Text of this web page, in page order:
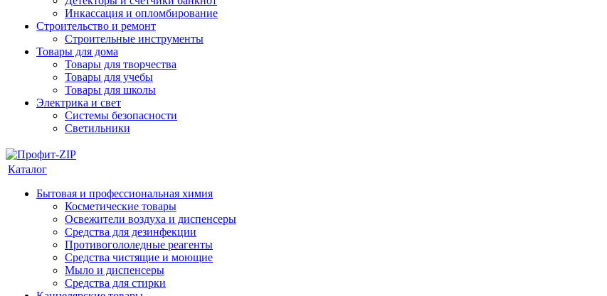
Инкассация и опломбирование
Строительство и ремонт
Строительные инструменты
Товары для дома
Товары для творчества
Товары для учебы
Товары для школы
Электрика и свет
Системы безопасности
Светильники
Каталог
Бытовая и профессиональная химия
Косметические товары
Освежители воздуха и диспенсеры
Средства для дезинфекции
Противогололедные реагенты
Средства чистящие и моющие
Мыло и диспенсеры
Средства для стирки